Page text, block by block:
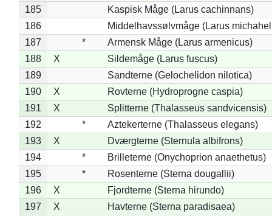
185
Kaspisk Måge (Larus cachinnans)
186
Middelhavssølvmåge (Larus
187
*
Armensk Måge (Larus armenicus)
188
X
Sildemåge (Larus fuscus)
189
Sandterne (Gelochelidon nilotica)
190
X
Rovterne (Hydroprogne caspia)
191
X
Splitterne (Thalasseus sandvicensis)
192
*
Aztekerterne (Thalasseus elegans)
193
X
Dværgterne (Sternula albifrons)
194
*
Brilleterne (Onychoprion anaethetus)
195
*
Rosenterne (Sterna dougallii)
196
X
Fjordterne (Sterna hirundo)
197
X
Havterne (Sterna paradisaea)